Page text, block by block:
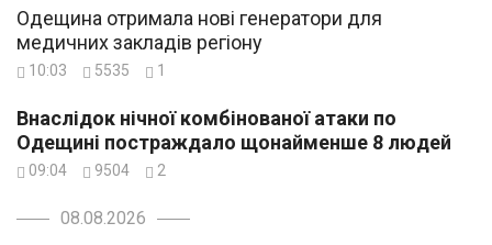
Одещина отримала нові генератори для
медичних закладів регіону
10:03 5535 1
Внаслідок нічної комбінованої атаки по
Одещині постраждало щонайменше 8 людей
09:04 9504 2
08.08.2026